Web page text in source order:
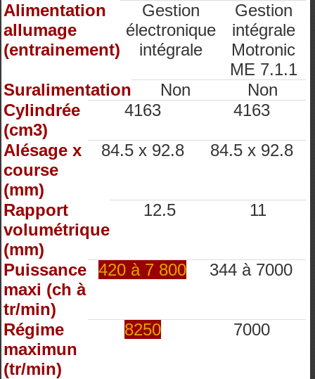
Alimentation
allumage
(entrainement)
Gestion
électronique
intégrale
Gestion
intégrale
Motronic
ME 7.1.1
Suralimentation
Non
Non
Cylindrée
(cm3)
4163 4163
Alésage x
course
(mm)
84.5 x 92.8 84.5 x 92.8
Rapport
volumétrique
(mm)
12.5 11
Puissance
maxi (ch à
tr/min)
420 à 7 800 344 à 7000
Régime
maximun
(tr/min)
8250 7000